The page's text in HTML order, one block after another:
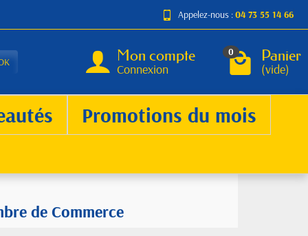
Appelez-nous :04 73 55 14 66
Mon compte
Connexion
0 Panier
(vide)
Promotions du mois
de Commerce